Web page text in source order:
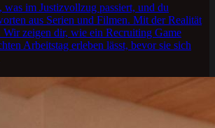
was im Justizvollzug passiert, und du
aus Serien und Filmen. Mit der Realität
Wir zeigen dir, wie ein Recruiting Game
Arbeitstag erleben lässt, bevor sie sich